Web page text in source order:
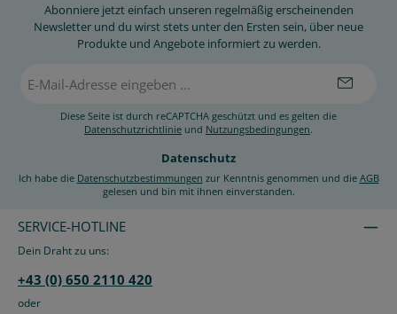
Abonniere jetzt einfach unseren regelmäßig erscheinenden
Newsletter und du wirst stets unter den Ersten sein, über neue
Produkte und Angebote informiert zu werden.
Mail-
Diese Seite ist durch reCAPTCHA geschützt und es gelten die
Datenschutzrichtlinie und Nutzungsbedingungen.
Datenschutz
Ich habe die Datenschutzbestimmungen zur Kenntnis genommen und die AGB
gelesen und bin mit ihnen einverstanden.
SERVICE-HOTLINE
Dein Draht zu uns:
+43 (0) 650 2110 420
oder